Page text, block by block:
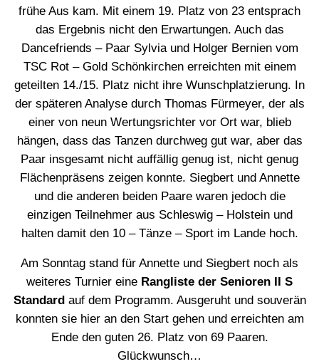
frühe Aus kam. Mit einem 19. Platz von 23 entsprach
das Ergebnis nicht den Erwartungen. Auch das
Dancefriends – Paar Sylvia und Holger Bernien vom
TSC Rot – Gold Schönkirchen erreichten mit einem
geteilten 14./15. Platz nicht ihre Wunschplatzierung. In
der späteren Analyse durch Thomas Fürmeyer, der als
einer von neun Wertungsrichter vor Ort war, blieb
hängen, dass das Tanzen durchweg gut war, aber das
Paar insgesamt nicht auffällig genug ist, nicht genug
Flächenpräsens zeigen konnte. Siegbert und Annette
und die anderen beiden Paare waren jedoch die
einzigen Teilnehmer aus Schleswig – Holstein und
halten damit den 10 – Tänze – Sport im Lande hoch.
Am Sonntag stand für Annette und Siegbert noch als
weiteres Turnier eine Rangliste der Senioren II S
Standard auf dem Programm. Ausgeruht und souverän
konnten sie hier an den Start gehen und erreichten am
Ende den guten 26. Platz von 69 Paaren.
Glückwunsch…